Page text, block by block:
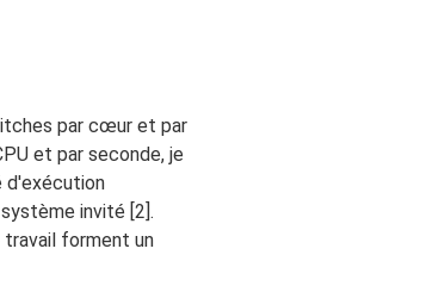
par cœur et par
et par seconde, je
d'exécution
invité [2].
travail forment un